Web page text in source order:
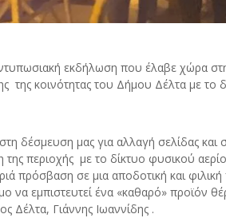
εκδήλωση που έλαβε χώρα
της κοινότητας του Δήμου Δέλτα με το
στη δέσμευση μας για αλλαγή σελίδας
της περιοχής με το δίκτυο φυσικού
πρόσβαση σε μια αποδοτική και
να εμπιστευτεί ένα «καθαρό» προϊόν
Δέλτα, Γιάννης Ιωαννίδης .